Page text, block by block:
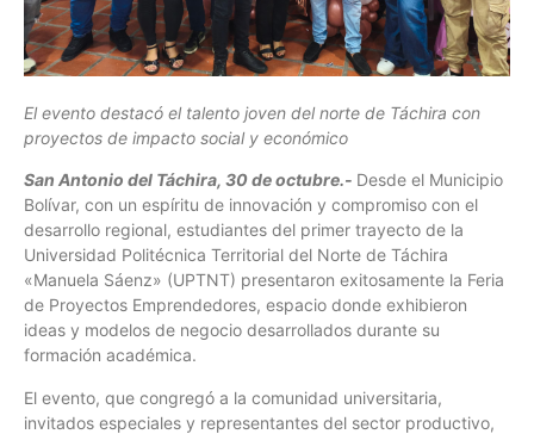
El evento destacó el talento joven del norte de Táchira con
proyectos de impacto social y económico
San Antonio del Táchira, 30 de octubre.- Desde el Municipio
Bolívar, con un espíritu de innovación y compromiso con el
desarrollo regional, estudiantes del primer trayecto de la
Universidad Politécnica Territorial del Norte de Táchira
«Manuela Sáenz» (UPTNT) presentaron exitosamente la Feria
de Proyectos Emprendedores, espacio donde exhibieron
ideas y modelos de negocio desarrollados durante su
formación académica.
El evento, que congregó a la comunidad universitaria,
invitados especiales y representantes del sector productivo,